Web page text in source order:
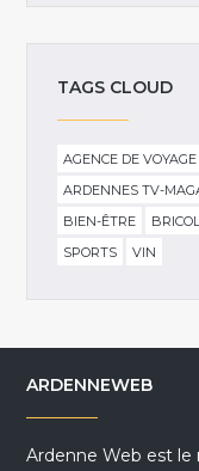
TAGS CLOUD
AGENCE DE VOYAGE
ARDENNES TV-
BIEN-ÊTRE
SPORTS
VIN
ARDENNEWEB
Ardenne Web est le